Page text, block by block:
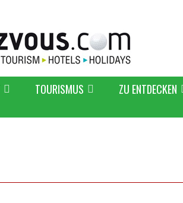
TOURISMUS ZU ENTDECKEN